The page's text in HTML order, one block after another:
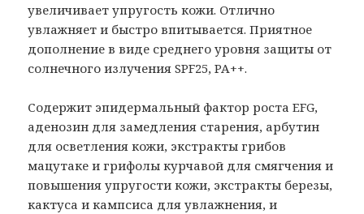
увеличивает упругость кожи. Отлично
увлажняет и быстро впитывается. Приятное
дополнение в виде среднего уровня защиты от
солнечного излучения SPF25, PA++.
Содержит эпидермальный фактор роста EFG,
аденозин для замедления старения, арбутин
для осветления кожи, экстракты грибов
мацутаке и грифолы курчавой для смягчения и
повышения упругости кожи, экстракты березы,
кактуса и кампсиса для увлажнения, и